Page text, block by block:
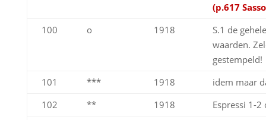
(p.617
100
o 1918
S.1 de
waarden.
gestempeld!
101
*** 1918
idem maar
102
** 1918
Espressi 1-